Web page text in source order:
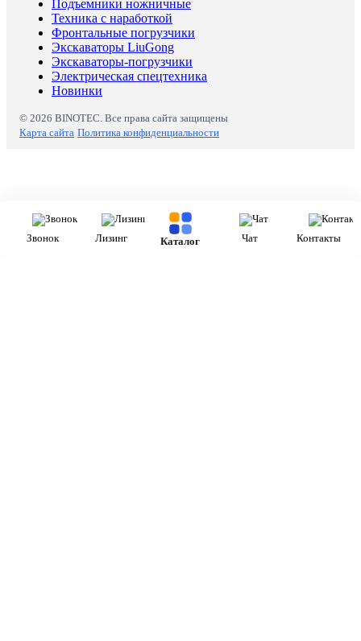
Подъемники ножничные
Техника с наработкой
Фронтальные погрузчики
Экскаваторы LiuGong
Экскаваторы-погрузчики
Электрическая спецтехника
Новинки
© 2026 BINOTEC. Все права сайта защищены
Карта сайта Политика конфиденциальности
Звонок Лизинг Каталог Чат Контакты